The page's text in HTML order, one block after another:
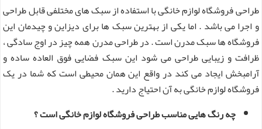
طراحی فروشگاه لوازم خانگی با استفاده از سبک های مختلفی قابل طراحی
و اجرا می باشد . اما یکی از بهترین سبک ها برای دیزاین و چیدمان این
فروشگاه ها سبک مدرن است . در طراحی مدرن همه چیز در اوج سادگی ،
ظرافت و زیبایی طراحی می شود این سبک فضایی فوق العاده ساده و
آرامبخش ایجاد می‌ کند در واقع این همان محیطی است که شما در یک
فروشگاه لوازم خانگی به آن احتیاج دارید .
چه رنگ هایی مناسب طراحی فروشگاه لوازم خانگی است ؟